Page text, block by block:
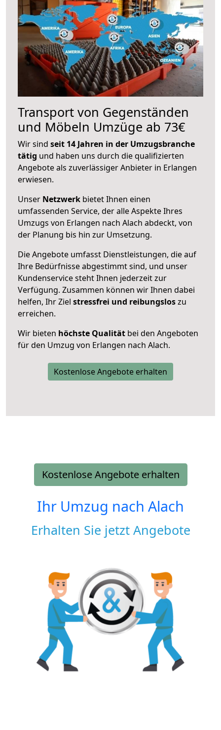
Transport von Gegenständen
und Möbeln Umzüge ab 73€
Wir sind seit 14 Jahren in der Umzugsbranche
tätig und haben uns durch die qualifizierten
Angebote als zuverlässiger Anbieter in Erlangen
erwiesen.
Unser Netzwerk bietet Ihnen einen
umfassenden Service, der alle Aspekte Ihres
Umzugs von Erlangen nach Alach abdeckt, von
der Planung bis hin zur Umsetzung.
Die Angebote umfasst Dienstleistungen, die auf
Ihre Bedürfnisse abgestimmt sind, und unser
Kundenservice steht Ihnen jederzeit zur
Verfügung. Zusammen können wir Ihnen dabei
helfen, Ihr Ziel stressfrei und reibungsloszu
erreichen.
Wir bieten höchste Qualität bei den Angeboten
für den Umzug von Erlangen nach Alach.
Kostenlose Angebote erhalten
Kostenlose Angebote erhalten
Ihr Umzug nach Alach
Erhalten Sie jetzt Angebote